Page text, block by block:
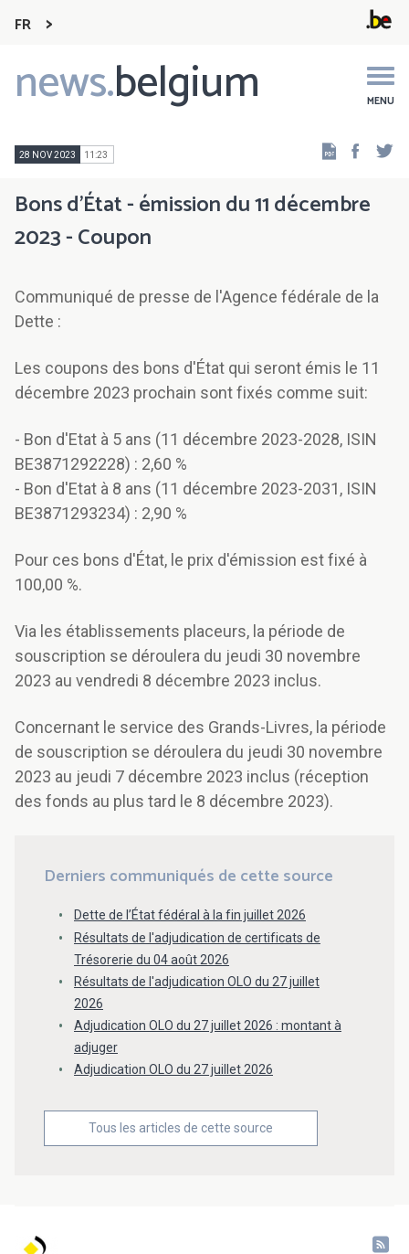
FR
news.belgium MENU
Main
navigation
28 NOV 2023 11:23
Bons d'État - émission du 11 décembre
2023 - Coupon
Communiqué de presse de l'Agence fédérale de la
Dette :
Les coupons des bons d'État qui seront émis le 11
décembre 2023 prochain sont fixés comme suit:
- Bon d'Etat à 5 ans (11 décembre 2023-2028, ISIN
BE3871292228) : 2,60 %
- Bon d'Etat à 8 ans (11 décembre 2023-2031, ISIN
BE3871293234) : 2,90 %
Pour ces bons d'État, le prix d'émission est fixé à
100,00 %.
Via les établissements placeurs, la période de
souscription se déroulera du jeudi 30 novembre
2023 au vendredi 8 décembre 2023 inclus.
Concernant le service des Grands-Livres, la période
de souscription se déroulera du jeudi 30 novembre
2023 au jeudi 7 décembre 2023 inclus (réception
des fonds au plus tard le 8 décembre 2023).
Derniers communiqués de cette source
Dette de l’État fédéral à la fin juillet 2026
Résultats de l'adjudication de certificats de
Trésorerie du 04 août 2026
Résultats de l'adjudication OLO du 27 juillet
2026
Adjudication OLO du 27 juillet 2026 : montant à
adjuger
Adjudication OLO du 27 juillet 2026
Tous les articles de cette source